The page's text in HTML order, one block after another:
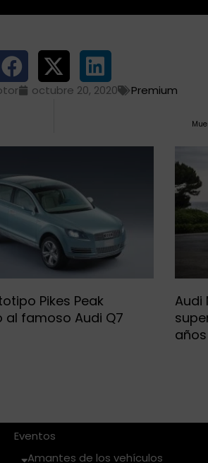
octubre 20, 2020 Premium
Pikes Peak
al famoso Audi Q7
Audi
Eventos
Amantes de los vehículos